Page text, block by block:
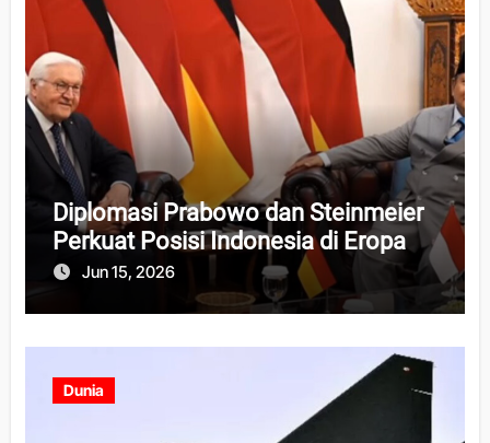
Diplomasi Prabowo dan Steinmeier
Perkuat Posisi Indonesia di Eropa
Jun 15, 2026
Dunia